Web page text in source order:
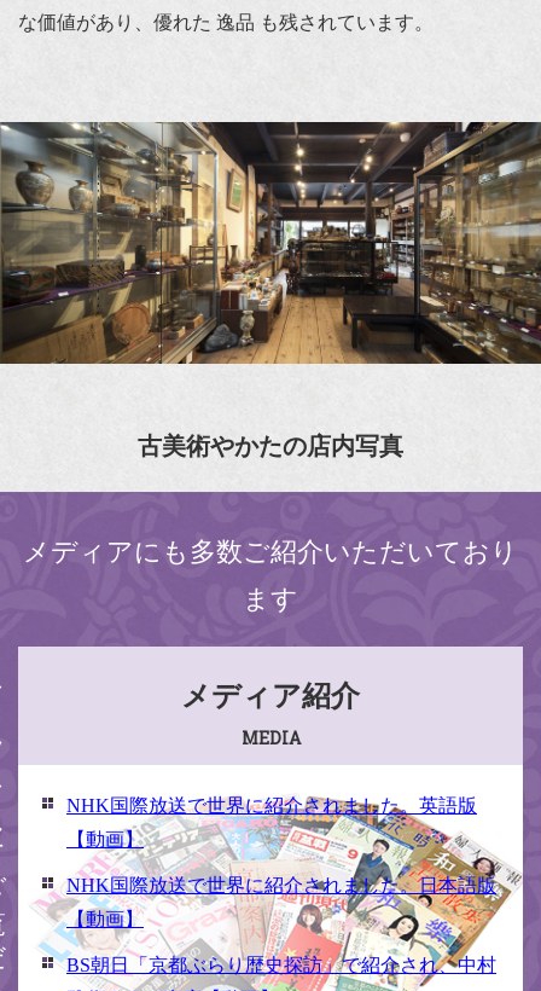
な価値があり、優れた 逸品 も残されています。
古美術やかたの店内写真
メディアにも多数ご紹介いただいており
ます
い メディア紹介
MEDIA
NHK国際放送で世界に紹介されました。英語版
【動画】
NHK国際放送で世界に紹介されました。日本語版
【動画】
BS朝日「京都ぶらり歴史探訪」で紹介され、中村